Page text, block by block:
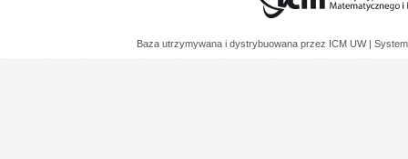
Baza utrzymywana i dystrybuowana przez ICM UW |